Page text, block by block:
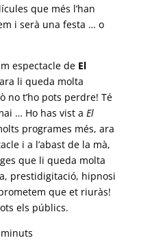
que més l’han
i serà una festa … o
espectacle de El
li queda molta
no t’ho pots perdre! Té
… Ho has vist a El
programes més, ara
i a l’abast de la mà,
que li queda molta
prestidigitació, hipnosi
que et riuràs!
els públics.